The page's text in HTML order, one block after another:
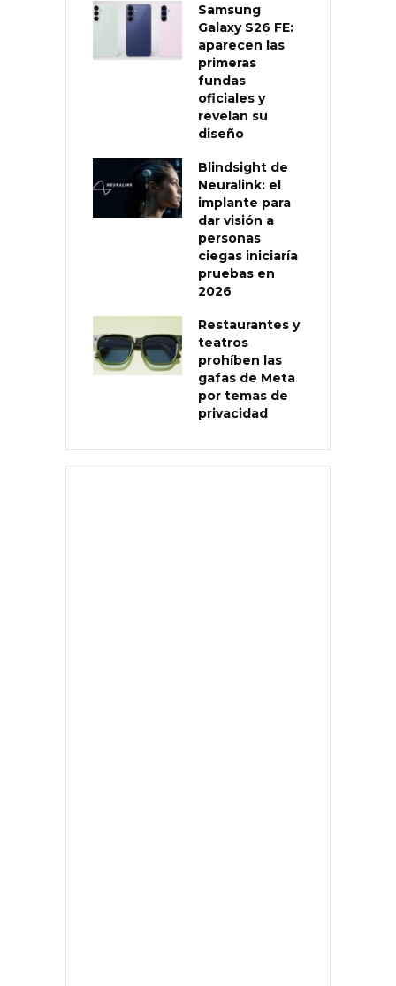
Samsung
Galaxy S26 FE:
aparecen las
primeras
fundas
oficiales y
revelan su
diseño
Blindsight de
Neuralink: el
implante para
dar visión a
personas
ciegas iniciaría
pruebas en
2026
Restaurantes y
teatros
prohíben las
gafas de Meta
por temas de
privacidad